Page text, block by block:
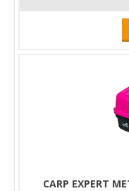
CARP EXPERT